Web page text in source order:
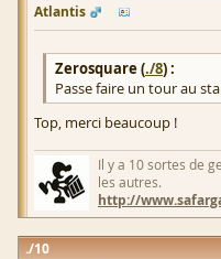
Atlantis
Zerosquare (./8) :
Passe faire un tour au
Top, merci beaucoup !
Il y a 10 sortes de
les autres.
http://
10